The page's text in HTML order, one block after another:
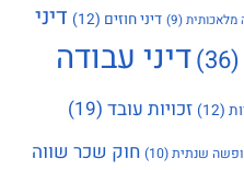
מלאכותית(9) דיני חוזים (12)
דיני
(36)
דיני עבודה
(12) זכויות עובד (19)
שנתית(10)
חוק שכר שווה